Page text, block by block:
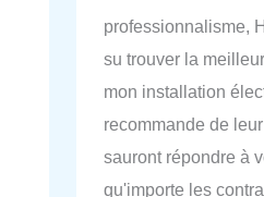
professionnalisme,
su trouver la
mon installation
recommande de
sauront répondre à
qu'importe les